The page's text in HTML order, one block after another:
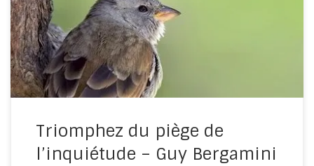
Par de nombreux exemples et témoignages, Guy
Bergamini nous amène à prendre confiance non pas en
nous-mêmes, mais surtout en Dieu. Guy Bergamini […]
Triomphez du piège de
l’inquiétude – Guy Bergamini